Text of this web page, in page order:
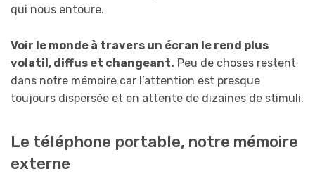
qui nous entoure.
Voir le monde à travers un écran le rend plus
volatil, diffus et changeant. Peu de choses restent
dans notre mémoire car l’attention est presque
toujours dispersée et en attente de dizaines de stimuli.
Le téléphone portable, notre mémoire
externe